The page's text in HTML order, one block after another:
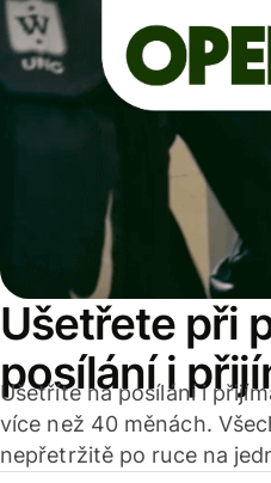
Ušetřete při
posílání i
Ušetříte na posílání i
více než 40 měnách.
nepřetržitě po ruce na